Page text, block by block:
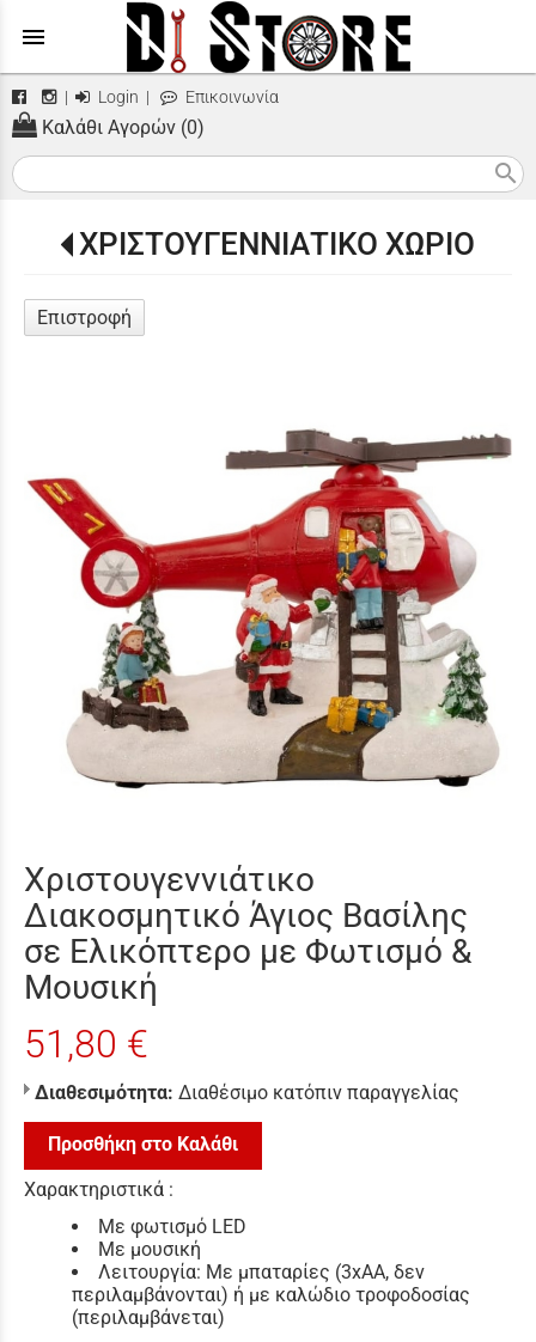
menu
| Login | Επικοινωνία
Καλάθι Αγορών (0)
search
ΧΡΙΣΤΟΥΓΕΝΝΙΑΤΙΚΟ ΧΩΡΙΟ
Επιστροφή
Χριστουγεννιάτικο
Διακοσμητικό Άγιος Βασίλης
σε Ελικόπτερο με Φωτισμό &
Μουσική
51,80 €
Διαθεσιμότητα: Διαθέσιμο κατόπιν παραγγελίας
Προσθήκη στο Καλάθι
Χαρακτηριστικά :
Με φωτισμό LED
Με μουσική
Λειτουργία: Με μπαταρίες (3xAA, δεν
περιλαμβάνονται) ή με καλώδιο τροφοδοσίας
(περιλαμβάνεται)